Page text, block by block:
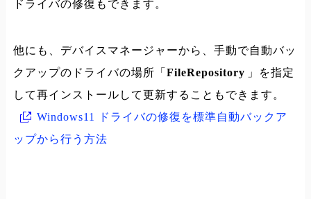
ドライバの修復もできます。
他にも、デバイスマネージャーから、手動で自動バッ
クアップのドライバの場所「 FileRepository 」を指定
して再インストールして更新することもできます。
Windows11 ドライバの修復を標準自動バックア
ップから行う方法